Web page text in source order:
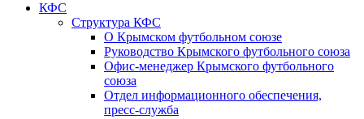
КФС
Структура КФС
О Крымском футбольном союзе
Руководство Крымского футбольного союза
Офис-менеджер Крымского футбольного
союза
Отдел информационного обеспечения,
пресс-служба